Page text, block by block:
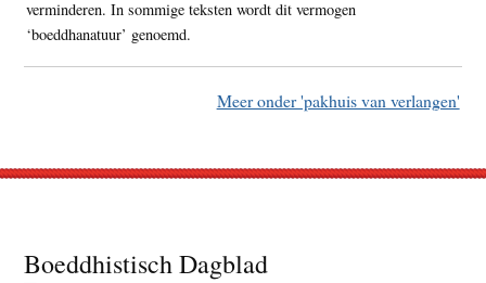
verminderen. In sommige teksten wordt dit vermogen
‘boeddhanatuur’ genoemd.
Meer onder 'pakhuis van verlangen'
Footer
Boeddhistisch Dagblad